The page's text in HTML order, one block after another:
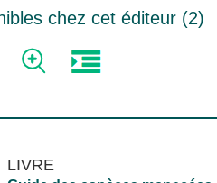
chez cet éditeur (2)
LIVRE